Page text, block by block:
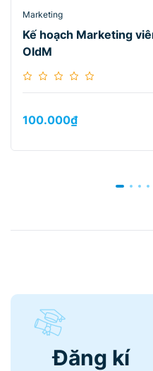
Marketing
Kế hoạch Marketing
OldM
100.000₫
Đăng kí